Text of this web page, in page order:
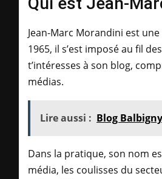
Jean-Marc Morandini est
1965, il s’est imposé au fil
t’intéresses à son blog,
médias.
Lire aussi : Blog
Dans la pratique, son nom
média, les coulisses du